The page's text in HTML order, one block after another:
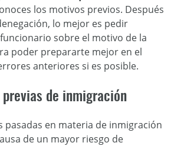
los motivos previos. Después
lo mejor es pedir
sobre el motivo de la
poder prepararte mejor en el
anteriores si es posible.
de inmigración
pasadas en materia de inmigración
de un mayor riesgo de